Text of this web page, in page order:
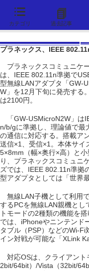
カテゴリ 過去記事
プラネックス、IEEE
プラネックスコミュニケ
は、IEEE 802.11n準拠で
型無線LANアダプタ「GW-
W」を12月下旬に発売する
は2100円。
「GW-USMicroN2W」は
n/b/gに準拠し、理論値で最
の通信に対応する。搭載ア
送信×1、受信×1。本体サイ
5×8mm（幅×奥行×高）と小
り、プラネックスコミュニ
ズでは、IEEE 802.11n準拠
型アダプタとしては「世界
無線LAN子機として利用
するPCを無線LAN親機とし
トモードの2種類の機能を
では、iPhoneやニンテンド
タブル（PSP）などのWi-Fi
イン対戦が可能な「XLink
対応OSは、クライアント
2bit/64bit）/Vista（32bit/